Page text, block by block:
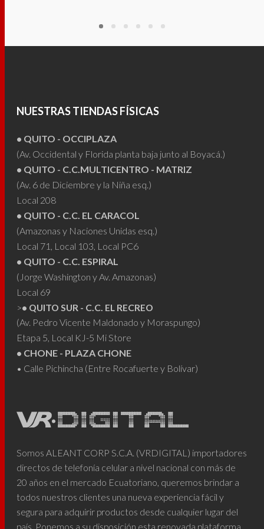
múltiples
variantes.
pueden
la
página
producto
NUESTRAS TIENDAS FÍSICAS
• QUITO - OCCIPLAZA
(Av. Occidental y Florida planta baja junto al Boyacá.)
• QUITO - C.C.MULTICENTRO - MATRIZ
(Av. 6 de Diciembre y la Niña esq.)
Local 208
• QUITO - C.C. EL CARACOL
(Amazonas y Naciones Unidas esq.)
Local 71, Local 103, Local PC6
• QUITO - C.C. ESPIRAL
(Jorge Washington y Av. Amazonas)
Local 69
>• QUITO SUR - C.C. EL RECREO
(Av. Pedro Vicente Maldonado y Moraspungo)
Etapa 5, Local KJ-5 Mi Store
• CHONE - PLAZA CHONE
• Calle Pichincha (Entre Rocafuerte y Bolívar)
Somos ALEANT CORP S.C.A. (VRDIGITAL) importadores
directos de telefonía celular a nivel nacional con más de
20 años en el mercado Ecuatoriano, queremos brindar a
todos nuestros clientes una nueva experiencia fácil y
segura para adquirir productos desde cualquier lugar del
país. Ponemos a su disposición esta renovada plataforma